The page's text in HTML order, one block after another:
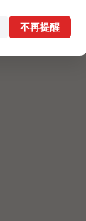
不再提醒